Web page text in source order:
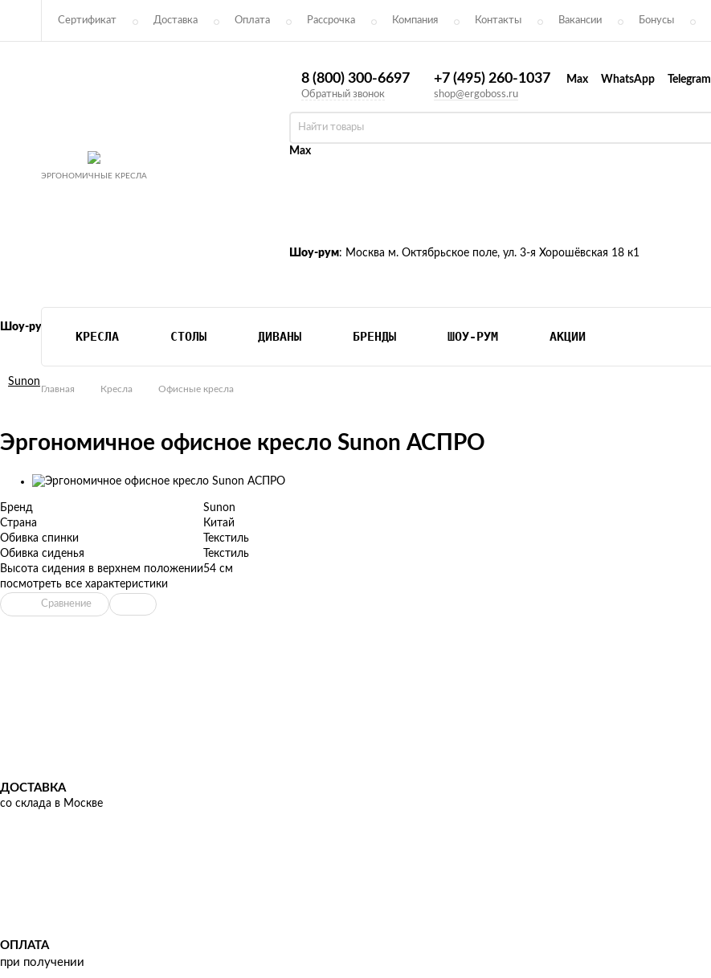
Сертификат Доставка Оплата Рассрочка Компания Контакты Вакансии Бонусы
ЭРГОНОМИЧНЫЕ КРЕСЛА
8 (800) 300-6697
Обратный звонок
+7 (495) 260-1037 Max WhatsApp Telegram
shop@ergoboss.ru
Max
Шоу-рум: Москва м. Октябрьское поле, ул. 3-я Хорошёвская 18 к1
Шоу-рум
КРЕСЛА СТОЛЫ ДИВАНЫ БРЕНДЫ ШОУ-РУМ АКЦИИ
Главная Кресла Офисные кресла
Эргономичное офисное кресло Sunon АСПРО
Изображения
Sunon
Бренд
Sunon
Страна
Китай
Обивка спинки
Текстиль
Обивка сиденья
Текстиль
Высота сидения в верхнем положении54 см
посмотреть все характеристики
Сравнение
ДОСТАВКА
со склада в Москве
ОПЛАТА
при получении